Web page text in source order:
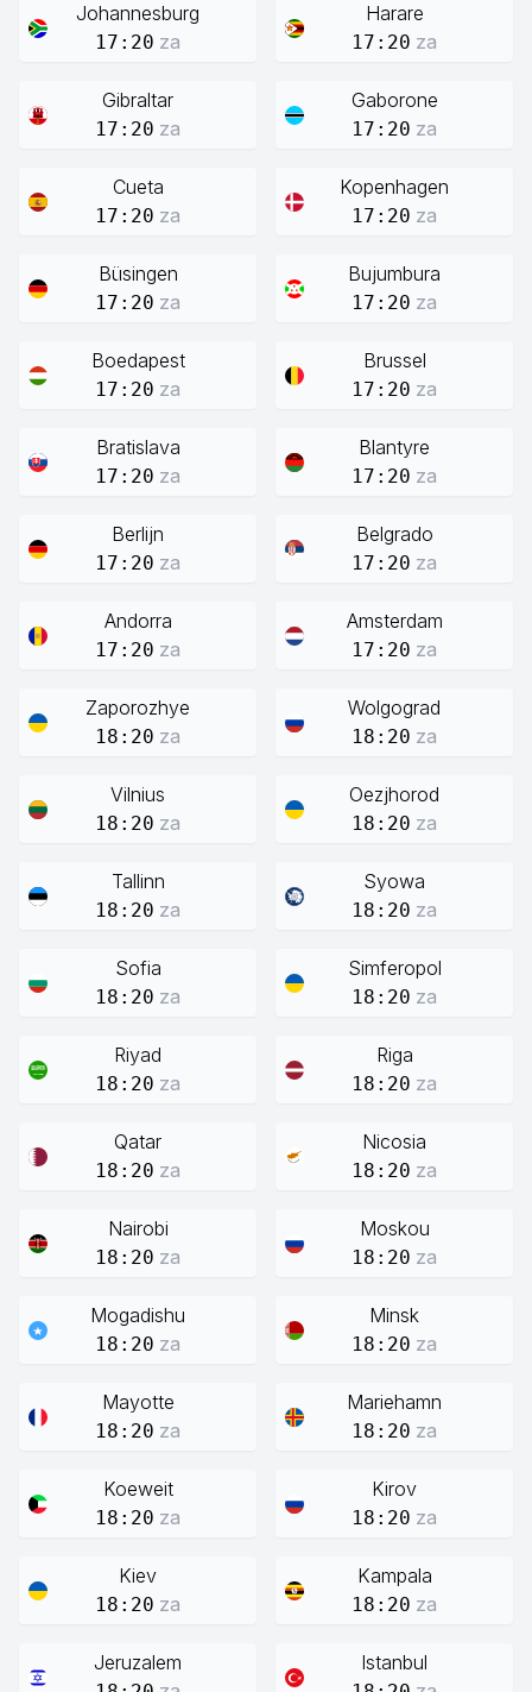
Johannesburg
17:20 za
Harare
17:20 za
Gibraltar
17:20 za
Gaborone
17:20 za
Cueta
17:20 za
Kopenhagen
17:20 za
Büsingen
17:20 za
Bujumbura
17:20 za
Boedapest
17:20 za
Brussel
17:20 za
Bratislava
17:20 za
Blantyre
17:20 za
Berlijn
17:20 za
Belgrado
17:20 za
Andorra
17:20 za
Amsterdam
17:20 za
Zaporozhye
18:20 za
Wolgograd
18:20 za
Vilnius
18:20 za
Oezjhorod
18:20 za
Tallinn
18:20 za
Syowa
18:20 za
Sofia
18:20 za
Simferopol
18:20 za
Riyad
18:20 za
Riga
18:20 za
Qatar
18:20 za
Nicosia
18:20 za
Nairobi
18:20 za
Moskou
18:20 za
Mogadishu
18:20 za
Minsk
18:20 za
Mayotte
18:20 za
Mariehamn
18:20 za
Koeweit
18:20 za
Kirov
18:20 za
Kiev
18:20 za
Kampala
18:20 za
Jeruzalem Istanbul